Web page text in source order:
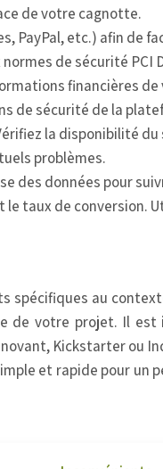
de votre cagnotte.
PayPal, etc.) afin de
de sécurité PCI
financières
de sécurité de la
la disponibilité
problèmes.
des données pour
taux de conversion.
spécifiques au
de votre projet. Il
Kickstarter ou
et rapide pour